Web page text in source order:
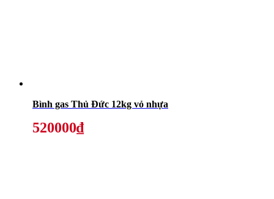
Bình gas Thủ Đức 12kg vỏ nhựa
520000₫